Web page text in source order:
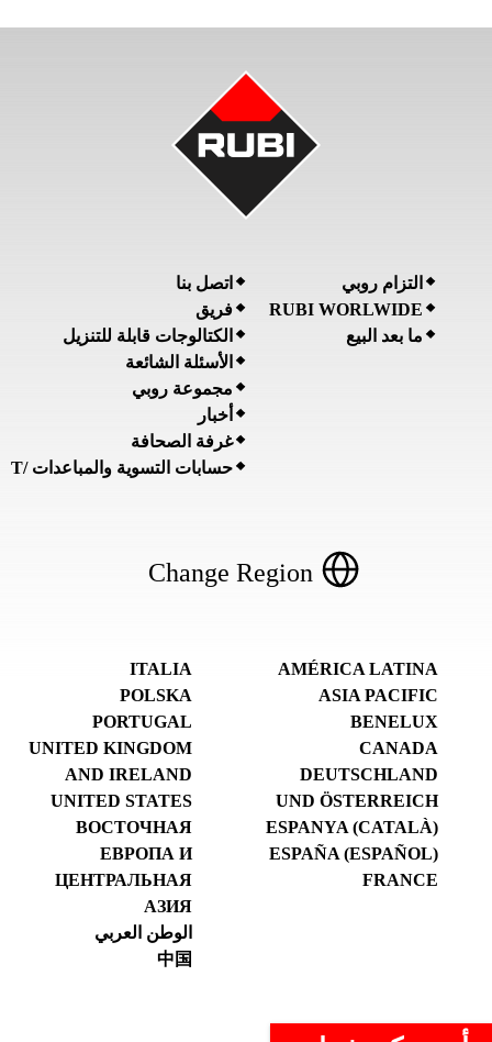
التزام روبي
RUBI WORLWIDE
ما بعد البيع
اتصل بنا
فريق
الكتالوجات قابلة للتنزيل
الأسئلة الشائعة
مجموعة روبي
أخبار
غرفة الصحافة
حسابات التسوية والمباعدات /T
Change Region
AMÉRICA LATINA
ASIA PACIFIC
BENELUX
CANADA
DEUTSCHLAND
UND ÖSTERREICH
ESPANYA (CATALÀ)
ESPAÑA (ESPAÑOL)
FRANCE
ITALIA
POLSKA
PORTUGAL
UNITED KINGDOM
AND IRELAND
UNITED STATES
ВОСТОЧНАЯ
ЕВРОПА И
ЦЕНТРАЛЬНАЯ
АЗИЯ
الوطن العربي
中国